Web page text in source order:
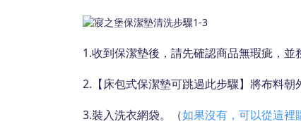
1.收到保潔墊後，請先確認商品無瑕疵，並
2.【床包式保潔墊可跳過此步驟】將布料朝
3.裝入洗衣網袋。（如果沒有，可以從這裡